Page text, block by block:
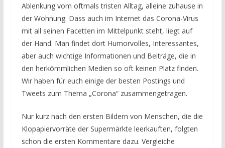
Ablenkung vom oftmals tristen Alltag, alleine zuhause in
der Wohnung. Dass auch im Internet das Corona-Virus
mit all seinen Facetten im Mittelpunkt steht, liegt auf
der Hand. Man findet dort Humorvolles, Interessantes,
aber auch wichtige Informationen und Beiträge, die in
den herkömmlichen Medien so oft keinen Platz finden.
Wir haben für euch einige der besten Postings und
Tweets zum Thema „Corona“ zusammengetragen.
Nur kurz nach den ersten Bildern von Menschen, die die
Klopapiervorräte der Supermärkte leerkauften, folgten
schon die ersten Kommentare dazu. Vergleiche